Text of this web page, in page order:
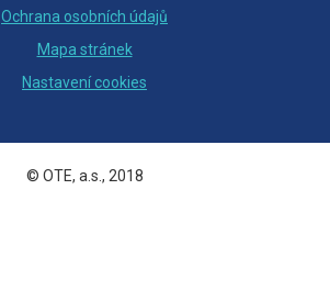
Ochrana osobních údajů
Mapa stránek
Nastavení cookies
© OTE, a.s., 2018